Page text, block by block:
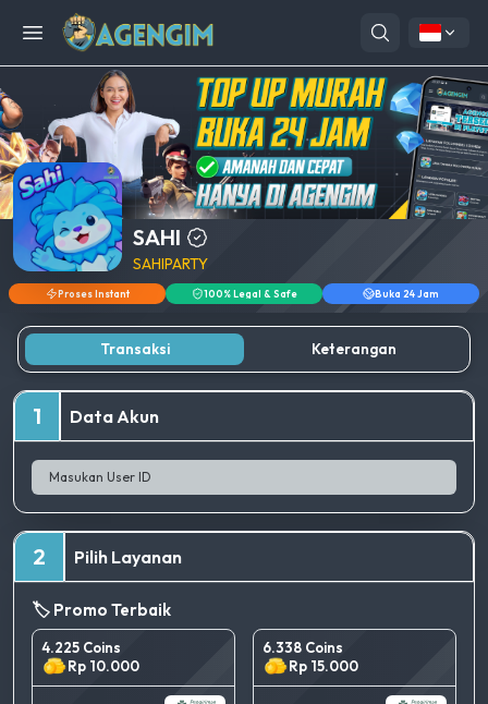
Open menu
SAHI
SAHIPARTY
Proses Instant 100% Legal & Safe Buka 24 Jam
Transaksi Keterangan
1 Data Akun
2 Pilih Layanan
🏷️ Promo Terbaik
4.225 Coins
Rp 10.000
6.338 Coins
Rp 15.000